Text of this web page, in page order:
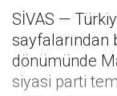
SİVAS —
sayfalarından
dönümünde
siyasi parti